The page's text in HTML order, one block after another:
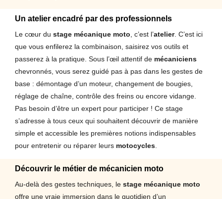
Un atelier encadré par des professionnels
Le cœur du stage mécanique moto , c’est l’atelier. C’est ici
que vous enfilerez la combinaison, saisirez vos outils et
passerez à la pratique. Sous l’œil attentif de mécaniciens
chevronnés, vous serez guidé pas à pas dans les gestes de
base : démontage d’un moteur, changement de bougies,
réglage de chaîne, contrôle des freins ou encore vidange.
Pas besoin d’être un expert pour participer ! Ce stage
s’adresse à tous ceux qui souhaitent découvrir de manière
simple et accessible les premières notions indispensables
pour entretenir ou réparer leurs motocycles
Découvrir le métier de mécanicien moto
Au-delà des gestes techniques, le stage mécanique moto
offre une vraie immersion dans le quotidien d’un